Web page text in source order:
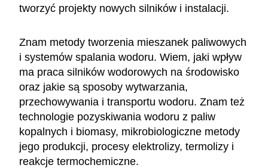
tworzyć projekty nowych silników i instalacji.
Znam metody tworzenia mieszanek paliwowych
i systemów spalania wodoru. Wiem, jaki wpływ
ma praca silników wodorowych na środowisko
oraz jakie są sposoby wytwarzania,
przechowywania i transportu wodoru. Znam też
technologie pozyskiwania wodoru z paliw
kopalnych i biomasy, mikrobiologiczne metody
jego produkcji, procesy elektrolizy, termolizy i
reakcje termochemiczne.